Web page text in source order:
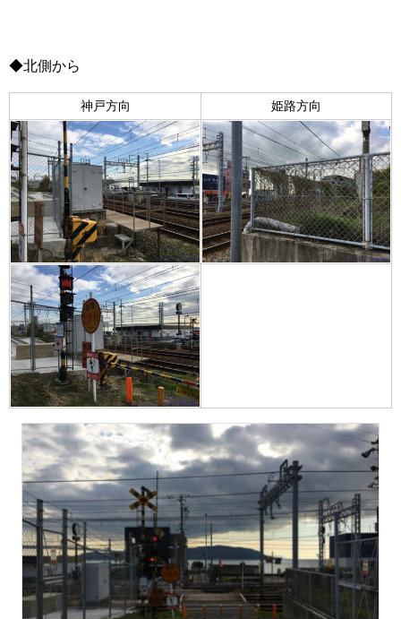
◆北側から
神戸方向 姫路方向